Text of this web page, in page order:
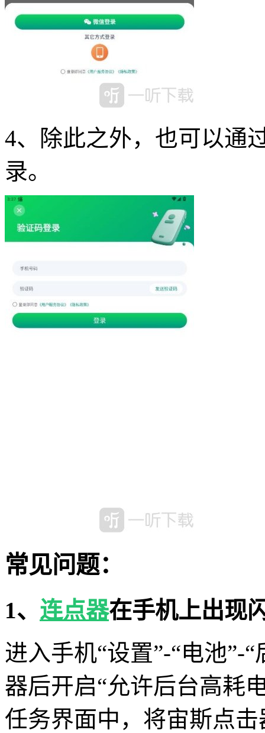
4、除此之外，也可以通
录。
常见问题：
1、 连点器在手机上出现
进入手机“设置”-“电池”-
器后开启“允许后台高耗
任务界面中，将宙斯点